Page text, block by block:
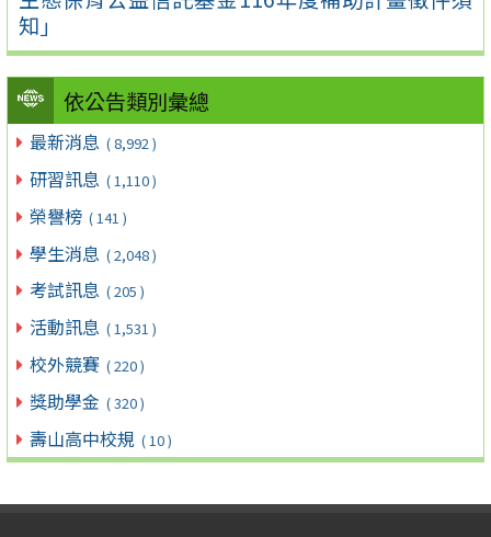
知」
依公告類別彙總
最新消息 ( 8,992 )
研習訊息 ( 1,110 )
榮譽榜 ( 141 )
學生消息 ( 2,048 )
考試訊息 ( 205 )
活動訊息 ( 1,531 )
校外競賽 ( 220 )
獎助學金 ( 320 )
壽山高中校規 ( 10 )